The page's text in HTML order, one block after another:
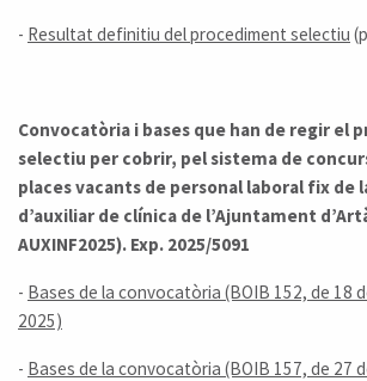
- Resultat definitiu del procediment selectiu
Convocatòria i bases que han de regir el
selectiu per cobrir, pel sistema de
places vacants de personal laboral fix de
d’auxiliar de clínica de l’Ajuntament
AUXINF2025). Exp. 2025/5091
- Bases de la convocatòria (BOIB 152, de 18
2025)
- Bases de la convocatòria (BOIB 157, de 27